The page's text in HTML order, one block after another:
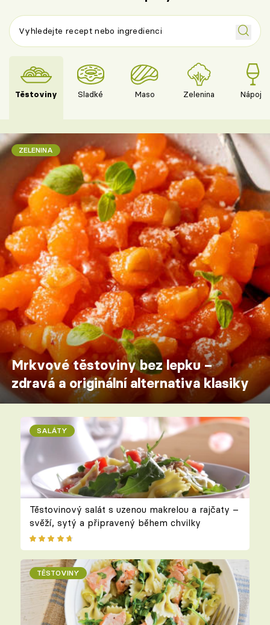
Těstoviny Sladké Maso Zelenina Nápoje
ZELENINA
Mrkvové těstoviny bez lepku –
zdravá a originální alternativa klasiky
SALÁTY
Těstovinový salát s uzenou makrelou a rajčaty –
svěží, sytý a připravený během chvilky
TĚSTOVINY